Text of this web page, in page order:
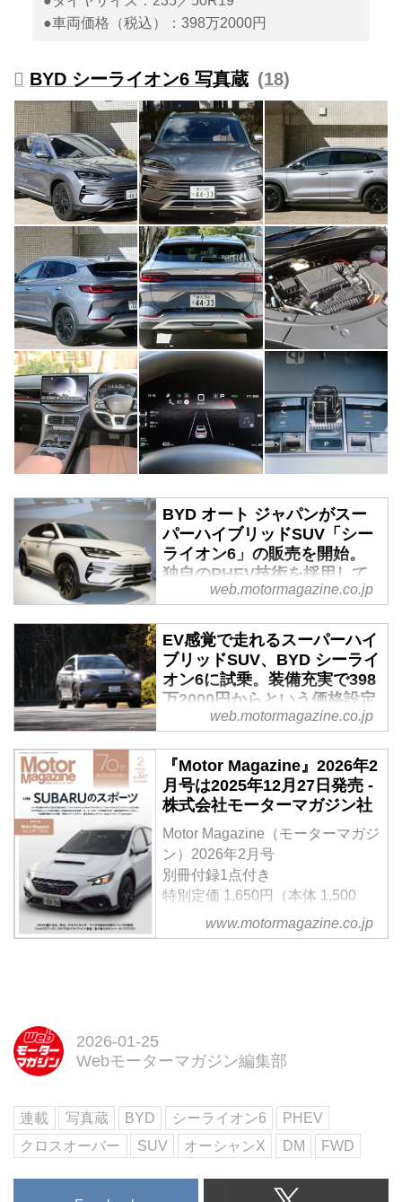
●車両価格（税込）：398万2000円
BYD シーライオン6 写真蔵 18
BYD オート ジャパンがスー
パーハイブリッドSUV「シー
ライオン6」の販売を開始。
独自のPHEV技術を採用して
日本初導入 - Webモーターマ
2025年12月1日、BYD オート ジ
ャパン（以下、BAJ）は独自のハ
イブリッドシステムであるスーパ
ーハイブリッド「DM-i」を搭載す
るSUV「シーライオン
リーは、FWDが2026年1月末、
AWDが同年3月からを予定してい
る。
web.motormagazine.co.jp
EV感覚で走れるスーパーハイ
ブリッドSUV、BYD シーライ
オン6に試乗。装備充実で398
万2000円からという価格設定
は驚異的 - Webモーターマガ
2023年1月にBYDのBEV、ATTO
3が日本に導入されてから、まも
なく3年を迎えようとしている。
2024年の年間販売台数は2223台
だったが、2025年6月の時点で累
計5000台を突破した。その勢い
をさらに加速させようとするの
プラグインハイブリッドSUV、そ
web.motormagazine.co.jp
『Motor Magazine』2026年2
月号は2025年12月27日発売 -
株式会社モーターマガジン社
Motor Magazine（モーターマガジ
ン）2026年2月号
別冊付録1点付き
特別定価 1,650円（本体 1,500
＜創刊70周年記念特大号＞
オリジナルカレンダー 2026」
2026年2月号の大特集は
「SUBARUのスポーツ」。現行
つの視点から、速さ...
www.motormagazine.co.jp
2026-01-25
Webモーターマガジン編集部
連載 写真蔵 BYD シーライオン6
PHEV
クロスオーバー
SUV オーシャンX DM FWD